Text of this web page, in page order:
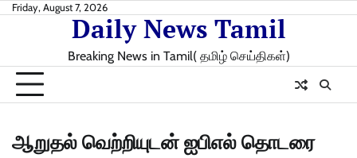
SkipFriday, August 7, 2026
Daily News Tamil
Breaking News in Tamil( தமிழ் செய்திகள்)
ஆறுதல் வெற்றியுடன் ஐபிஎல் தொடரை